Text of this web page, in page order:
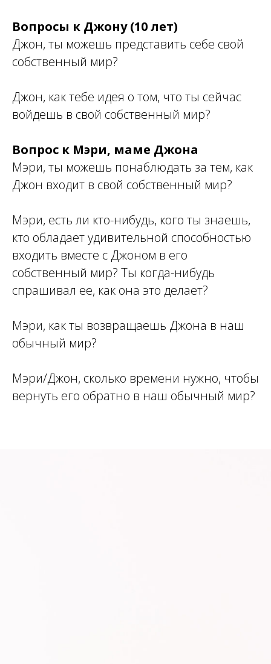
Вопросы к Джону (10 лет)
Джон, ты можешь представить себе свой
собственный мир?
Джон, как тебе идея о том, что ты сейчас
войдешь в свой собственный мир?
Вопрос к Мэри, маме Джона
Мэри, ты можешь понаблюдать за тем, как
Джон входит в свой собственный мир?
Мэри, есть ли кто-нибудь, кого ты знаешь,
кто обладает удивительной способностью
входить вместе с Джоном в его
собственный мир? Ты когда-нибудь
спрашивал ее, как она это делает?
Мэри, как ты возвращаешь Джона в наш
обычный мир?
Мэри/Джон, сколько времени нужно, чтобы
вернуть его обратно в наш обычный мир?